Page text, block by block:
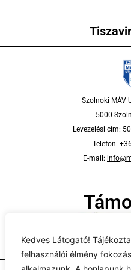
Kedves Látogató!
felhasználói élmény
Szolnoki MÁV
5000
Levezelési cím:
Telefon:
E-mail: